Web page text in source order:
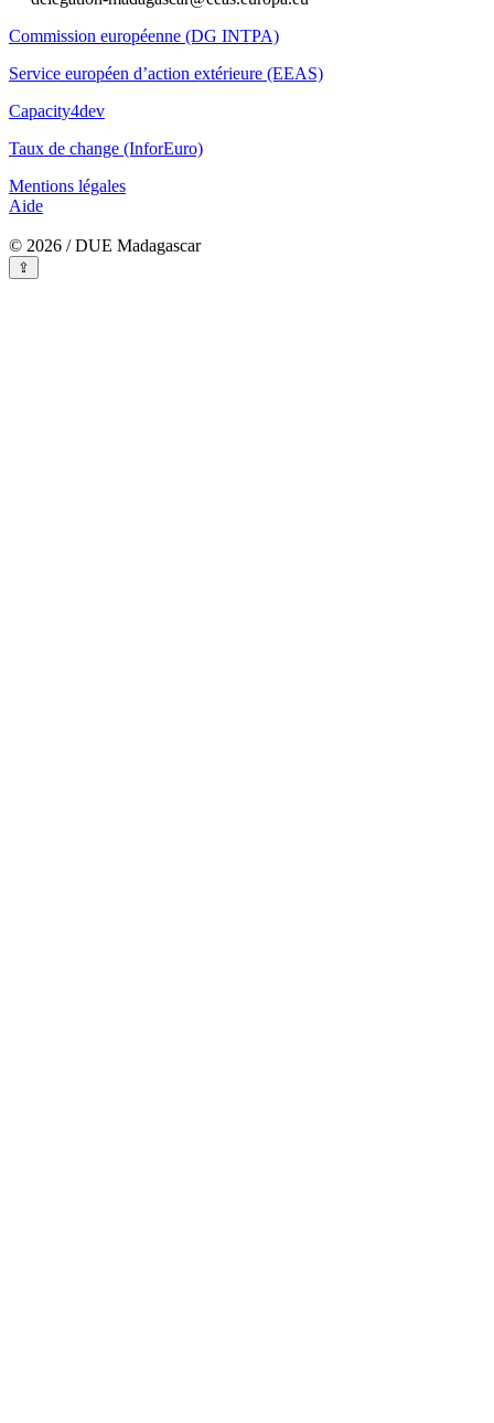
Commission européenne (DG INTPA)
Service européen d’action extérieure (EEAS)
Capacity4dev
Taux de change (InforEuro)
Mentions légales
Aide
© 2026 / DUE Madagascar
⇪